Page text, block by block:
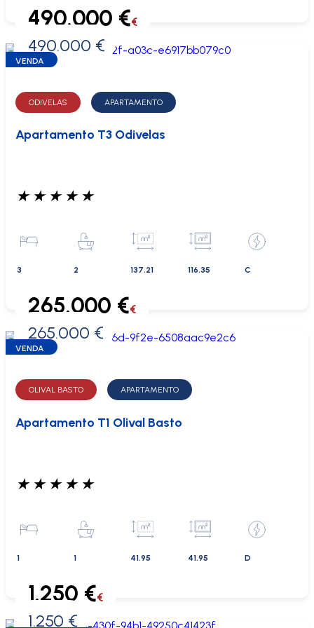
0 €
490.000 €€
490.000 €
VENDA
ODIVELAS APARTAMENTO
Apartamento T3 Odivelas
★ ★ ★ ★ ★
3 2 137.21 116.35 C
0 €
265.000 €€
265.000 €
VENDA
OLIVAL BASTO APARTAMENTO
Apartamento T1 Olival Basto
★ ★ ★ ★ ★
1 1 41.95 41.95 D
0 €
1.250 €€
1.250 €